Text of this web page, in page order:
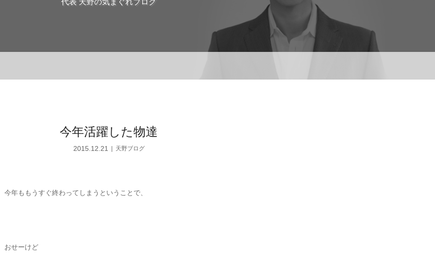
代表 天野の気まぐれブログ
今年活躍した物達
2015.12.21 天野ブログ
今年ももうすぐ終わってしまうということで、
おせーけど